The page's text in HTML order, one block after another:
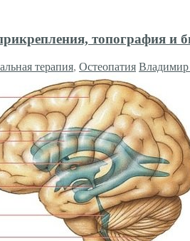
топография и
терапия, Остеопатия Владимир